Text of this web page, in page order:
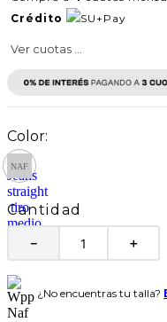
Crédito
Ver cuotas ...
Cantidad
＋
－
¿No encuentras tu talla?